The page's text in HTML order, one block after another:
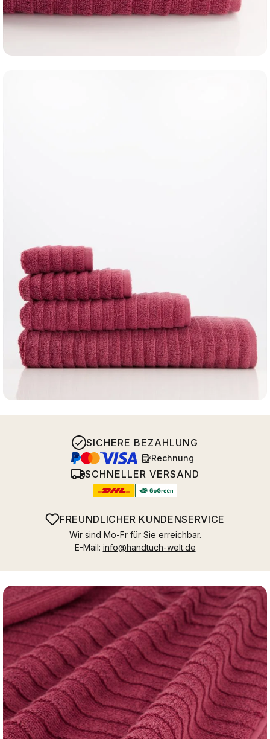
SICHERE BEZAHLUNG
Rechnung
SCHNELLER VERSAND
FREUNDLICHER KUNDENSERVICE
Wir sind Mo-Fr für Sie erreichbar.
E-Mail: info@handtuch-welt.de